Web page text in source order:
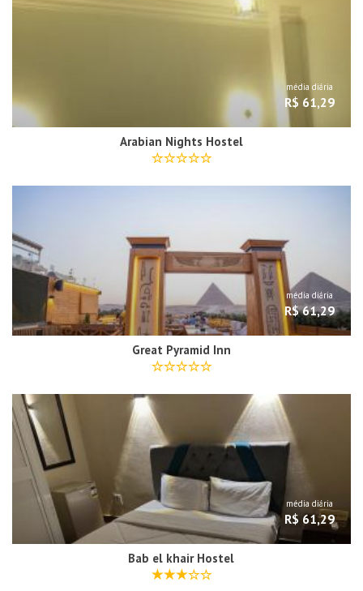
média diária
R$ 61,29
Arabian Nights Hostel
média diária
R$ 61,29
Great Pyramid Inn
média diária
R$ 61,29
Bab el khair Hostel